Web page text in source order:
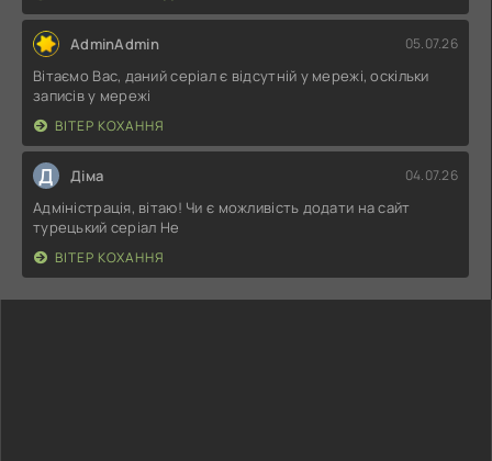
AdminAdmin 05.07.26
Вітаємо Вас, даний серіал є відсутній у мережі, оскільки
записів у мережі
ВІТЕР КОХАННЯ
Д Діма 04.07.26
Адміністрація, вітаю! Чи є можливість додати на сайт
турецький серіал Не
ВІТЕР КОХАННЯ